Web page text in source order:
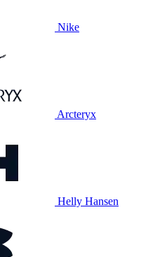
Nike
Arcteryx
Helly Hansen